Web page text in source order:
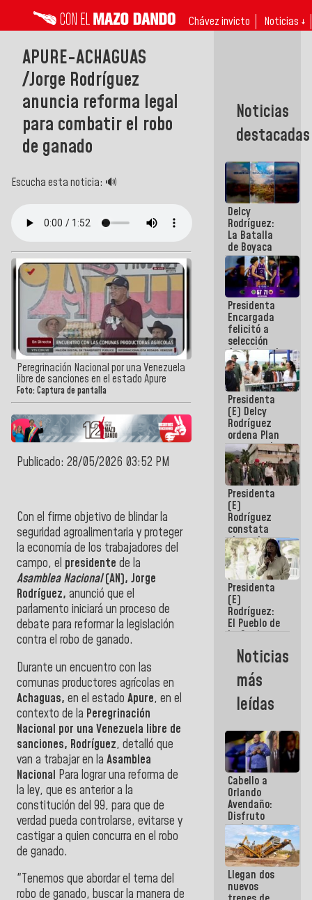
Chávez invicto Noticias ↓
APURE-ACHAGUAS
/Jorge Rodríguez
anuncia reforma legal
para combatir el robo
de ganado
Escucha esta noticia: 🔊
Peregrinación Nacional por una Venezuela
libre de sanciones en el estado Apure
Foto: Captura de pantalla
Publicado: 28/05/2026 03:52 PM
Con el firme objetivo de blindar la
seguridad agroalimentaria y proteger
la economía de los trabajadores del
campo, el presidente de la
Asamblea Nacional(AN), Jorge
Rodríguez, anunció que el
parlamento iniciará un proceso de
debate para reformar la legislación
contra el robo de ganado.
Durante un encuentro con las
comunas productores agrícolas en
Achaguas, en el estado Apure, en el
contexto de la Peregrinación
Nacional por una Venezuela libre de
sanciones, Rodríguez, detalló que
van a trabajar en la Asamblea
Nacional Para lograr una reforma de
la ley, que es anterior a la
constitución del 99, para que de
verdad pueda controlarse, evitarse y
castigar a quien concurra en el robo
de ganado.
"Tenemos que abordar el tema del
robo de ganado, buscar la manera de
Noticias
destacadas
Delcy
Rodríguez:
La Batalla
de Boyaca
representa
un capítulo
decisivo en
la gesta
emancipadora
de nuestra
América
Presidenta
Encargada
felicitó a
selección
femenina de
baloncesto
por su
clasificación
a la
AmeriCup
2027
Presidenta
(E) Delcy
Rodríguez
ordena Plan
maestro de
desarrollo
logístico y
turístico
para La
Guaira
Presidenta
(E)
Rodríguez
constata
obras de
rehabilitación
de Escuela
Militar de
Mamo en La
Guaira
Presidenta
(E)
Rodríguez:
El Pueblo de
La Guaira
siempre
estará
acompañada
por el
Gobierno
Nacional
Noticias
más
leídas
Cabello a
Orlando
Avendaño:
Disfruto
cada vez
que escribes
porque lo
que haces
es
embarrarla
Llegan dos
nuevos